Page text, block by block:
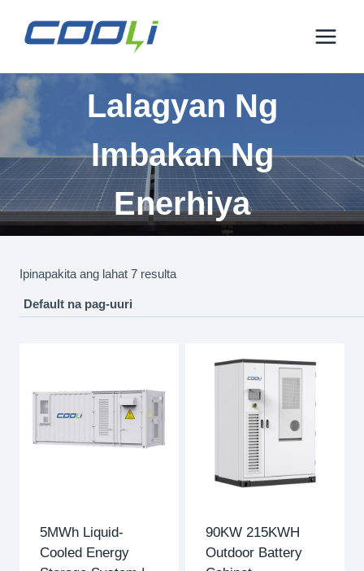
Lalagyan Ng
Imbakan Ng
Enerhiya
Ipinapakita ang lahat 7 resulta
5MWh Liquid-
Cooled Energy
90KW 215KWH
Outdoor Battery